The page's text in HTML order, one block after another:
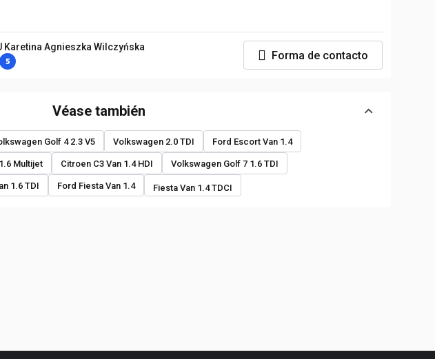
Karetina Agnieszka Wilczyńska
5 Forma de contacto
Véase también
Golf 4 2.3 V5 Volkswagen 2.0 TDI Ford Escort Van 1.4
Multijet Citroen C3 Van 1.4 HDI Volkswagen Golf 7 1.6 TDI
1.6 TDI Ford Fiesta Van 1.4 Fiesta Van 1.4 TDCI